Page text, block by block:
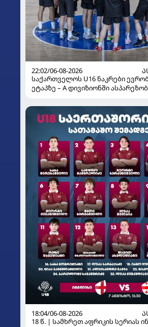
22:02/06-08-2026
საქართველოს U16 ნაკრები
ეტაპზე – A დივიზიონში
18:04/06-08-2026
18 წ. | სამხრეთ აფრიკის სერიას